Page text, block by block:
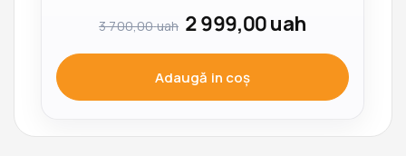
3 700,00uah 2 999,00uah
Adaugă in coş